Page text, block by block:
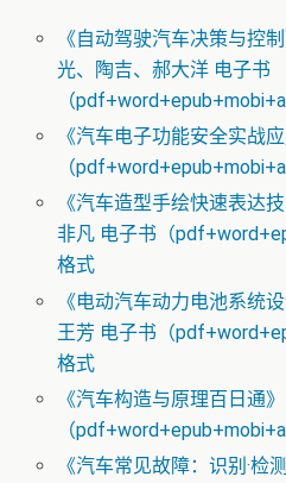
《自动驾驶汽车决策与控
光、陶吉、郝大洋 电子书
（
《汽车电子功能安全实战
（
《汽车造型手绘快速表达
非凡 电子书（
格式
《电动汽车动力电池系统
王芳 电子书（
格式
《汽车构造与原理百日通
（
《汽车常见故障：识别·检